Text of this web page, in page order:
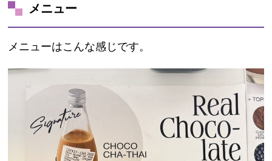
メニュー
メニューはこんな感じです。